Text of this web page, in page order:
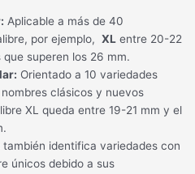
Aplicable a más de 40
por ejemplo,XL entre 20-22
que superen los 26 mm.
Orientado a 10 variedades
clásicos y nuevos
XL queda entre 19-21 mm y el
también identifica variedades con
únicos debido a sus